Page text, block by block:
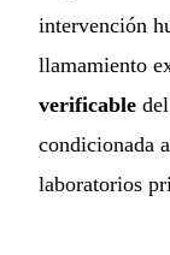
intervención
llamamiento
verificable
condicionada
laboratorios